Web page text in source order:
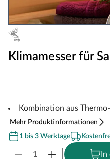
Klimamesser für
Kombination aus
Mehr Produktinformationen
1 bis 3 Werktage
In